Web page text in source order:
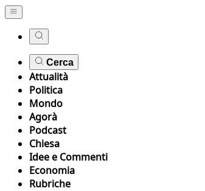
Cerca
Attualità
Politica
Mondo
Agorà
Podcast
Chiesa
Idee e Commenti
Economia
Rubriche